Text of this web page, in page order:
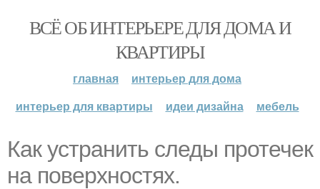
ВСЁ ОБ ИНТЕРЬЕРЕ ДЛЯ ДОМА И
КВАРТИРЫ
главная
интерьер для дома
интерьер для квартиры
идеи дизайна мебель
Как устранить следы протечек
на поверхностях.